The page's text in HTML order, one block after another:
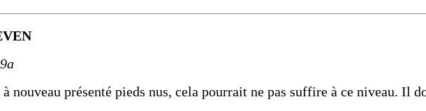
nouveau présenté pieds nus, cela pourrait ne pas suffire à ce niveau. Il